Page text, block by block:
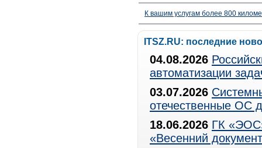
К вашим услугам более 800
ITSZ.RU: последние
04.08.2026
автоматизации
03.07.2026
отечественные ОС
18.06.2026 ГК
«Весенний